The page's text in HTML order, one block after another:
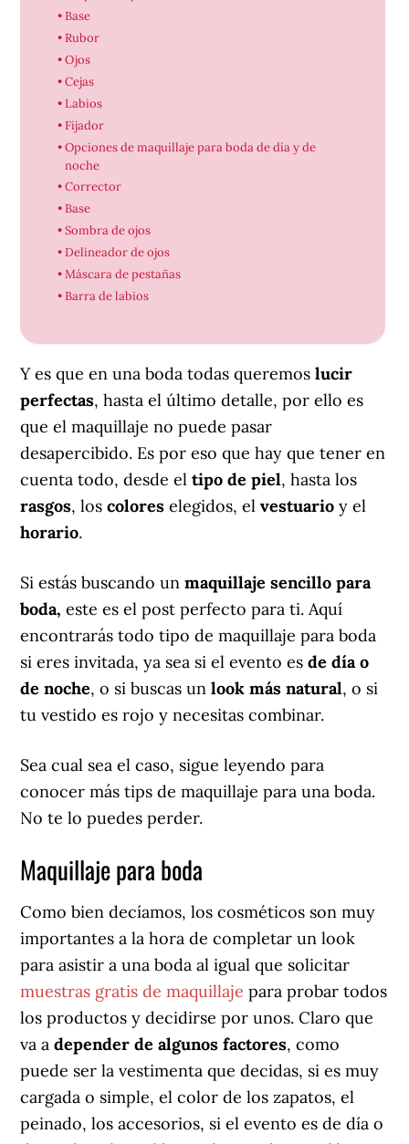
Base
Rubor
Ojos
Cejas
Labios
Fijador
Opciones de maquillaje para boda de día y de
noche
Corrector
Base
Sombra de ojos
Delineador de ojos
Máscara de pestañas
Barra de labios
Y es que en una boda todas queremoslucir
perfectas, hasta el último detalle, por ello es
que el maquillaje no puede pasar
desapercibido. Es por eso que hay que tener en
cuenta todo, desde eltipo de piel, hasta los
rasgos, loscoloreselegidos, elvestuarioy el
horario.
Si estás buscando unmaquillaje sencillo para
boda, este es el post perfecto para ti. Aquí
encontrarás todo tipo de maquillaje para boda
si eres invitada, ya sea si el evento esde día o
de noche, o si buscas unlook más natural, o si
tu vestido es rojo y necesitas combinar.
Sea cual sea el caso, sigue leyendo para
conocer más tips de maquillaje para una boda.
No te lo puedes perder.
Maquillaje para boda
Como bien decíamos, los cosméticos son muy
importantes a la hora de completar un look
para asistir a una boda al igual que solicitar
muestras gratis de maquillaje para probar todos
los productos y decidirse por unos. Claro que
va adepender de algunos factores, como
puede ser la vestimenta que decidas, si es muy
cargada o simple, el color de los zapatos, el
peinado, los accesorios, si el evento es de día o